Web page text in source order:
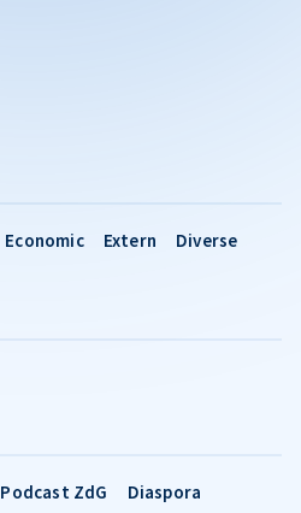
Economic Extern Diverse
Podcast ZdG
Diaspora